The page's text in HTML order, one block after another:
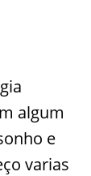
algum
e
varias